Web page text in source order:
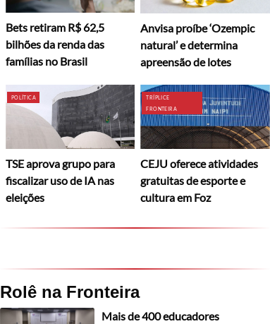
Bets retiram R$ 62,5
bilhões da renda das
famílias no Brasil
Anvisa proíbe ‘Ozempic
natural’ e determina
apreensão de lotes
POLÍTICA
TSE aprova grupo para
fiscalizar uso de IA nas
eleições
TRÍPLICE
FRONTEIRA
CEJU oferece atividades
gratuitas de esporte e
cultura em Foz
Rolê na Fronteira
Mais de 400 educadores